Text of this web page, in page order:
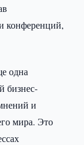
конференций,
одна
бизнес-
и
мира. Это